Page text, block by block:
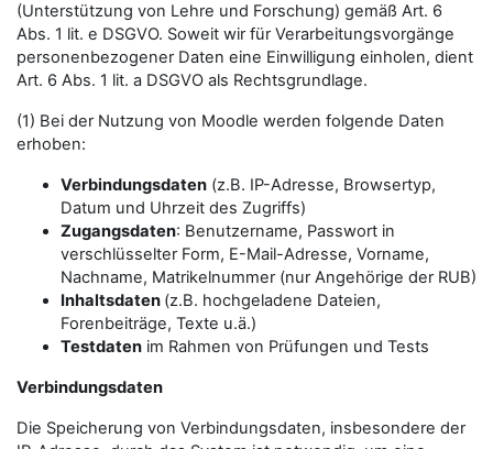
(Unterstützung von Lehre und Forschung) gemäß Art. 6
Abs. 1 lit. e DSGVO. Soweit wir für Verarbeitungsvorgänge
personenbezogener Daten eine Einwilligung einholen, dient
Art. 6 Abs. 1 lit. a DSGVO als Rechtsgrundlage.
(1) Bei der Nutzung von Moodle werden folgende Daten
erhoben:
Verbindungsdaten (z.B. IP-Adresse, Browsertyp,
Datum und Uhrzeit des Zugriffs)
Zugangsdaten: Benutzername, Passwort in
verschlüsselter Form, E-Mail-Adresse, Vorname,
Nachname, Matrikelnummer (nur Angehörige der RUB)
Inhaltsdaten (z.B. hochgeladene Dateien,
Forenbeiträge, Texte u.ä.)
Testdaten im Rahmen von Prüfungen und Tests
Verbindungsdaten
Die Speicherung von Verbindungsdaten, insbesondere der